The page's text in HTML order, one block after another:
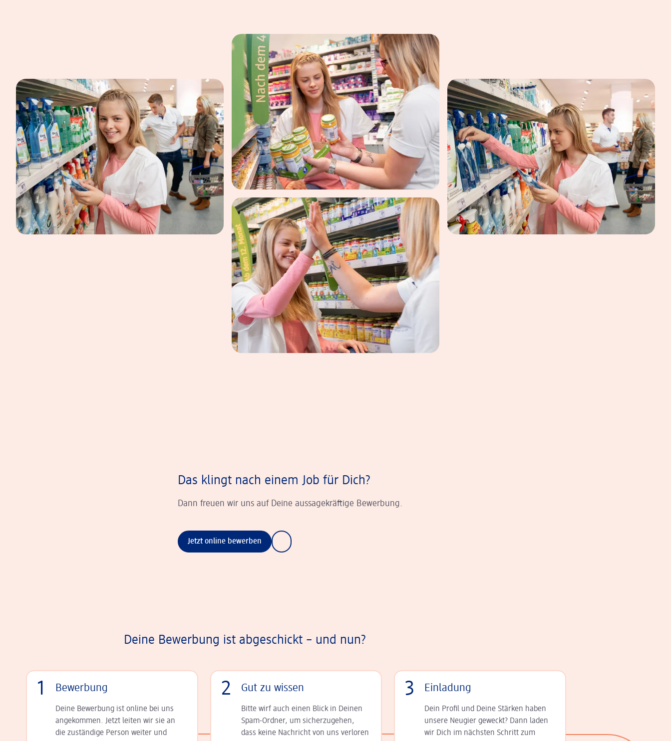
Das klingt nach einem Job für Dich?
Dann freuen wir uns auf Deine aussagekräftige Bewerbung.
Jetzt online bewerben
Deine Bewerbung ist abgeschickt – und nun?
1 Bewerbung
Deine Bewerbung ist online bei uns
angekommen. Jetzt leiten wir sie an
die zu­stän­dige Person weiter und
2 Gut zu wissen
Bitte wirf auch einen Blick in Deinen
Spam-Ordner, um sicherzugehen,
dass keine Nachricht von uns verloren
3 Einladung
Dein Profil und Deine Stär­ken haben
unsere Neugier geweckt? Dann laden
wir Dich im nächsten Schritt zum